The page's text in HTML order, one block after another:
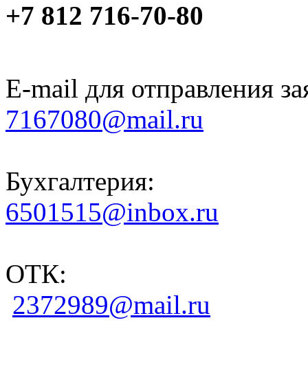
+7 812 716-70-80
E-mail для отправления
7167080@mail.ru
Бухгалтерия:
6501515@inbox.ru
ОТК:
2372989@mail.ru